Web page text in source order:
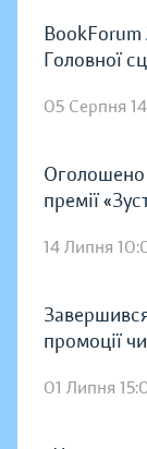
Головної
05 Серпня
Оголошено
премії
14 Липня
промоції
01 Липня